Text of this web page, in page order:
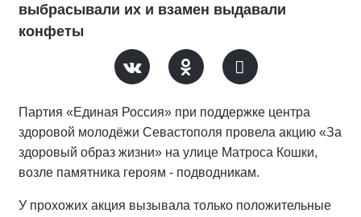
выбрасывали их и взамен выдавали
конфеты
Партия «Единая Россия» при поддержке центра
здоровой молодёжи Севастополя провела акцию «За
здоровый образ жизни» на улице Матроса Кошки,
возле памятника героям - подводникам.
У прохожих акция вызывала только положительные